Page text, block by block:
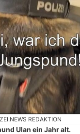
REDAKTION
Ulan ein Jahr alt.